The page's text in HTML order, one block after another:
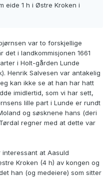
eide 1 h i Østre Kroken i
var to forskjellige
det i landkommisjonen 1661
i Holt-gården Lunde
Henrik Salvesen var antakelig
kan ikke se at han har hatt
imidlertid, som vi har sett,
lille part i Lunde er rundt
og søsknene hans (deri
regner med at dette var
at Aasuld
Kroken (4 h) av kongen og
han (og medeiere) som sitter